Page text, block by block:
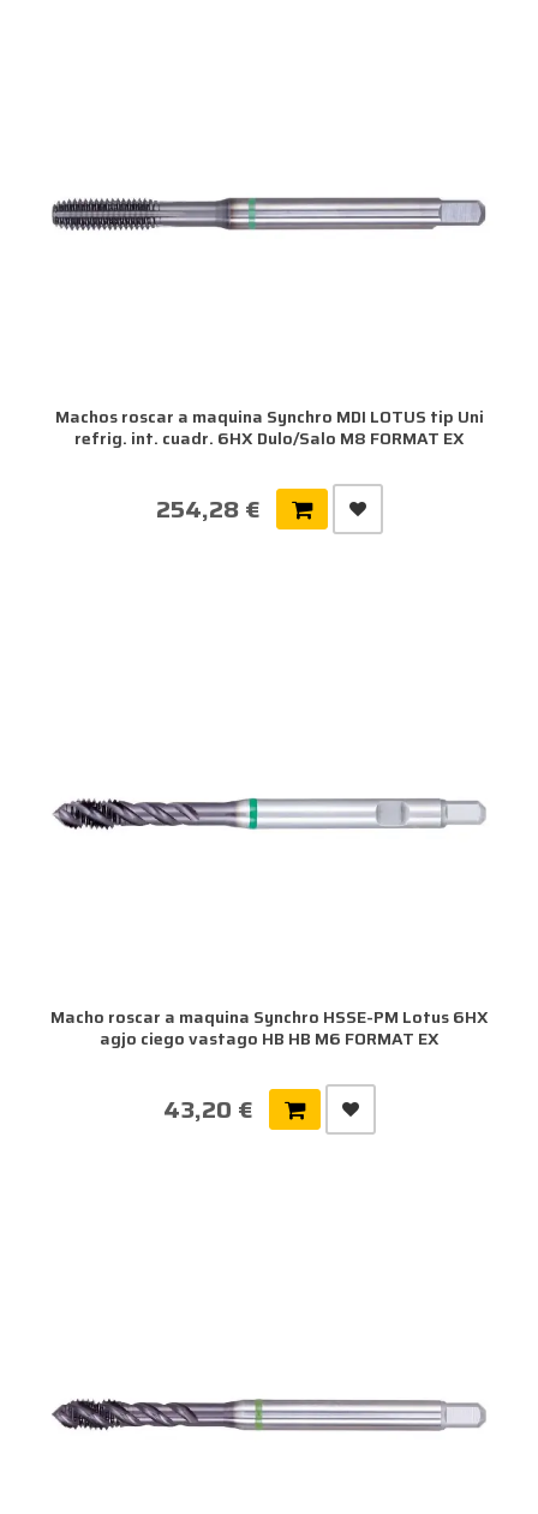
Machos roscar a maquina Synchro MDI LOTUS tip Uni
refrig. int. cuadr. 6HX Dulo/Salo M8 FORMAT EX
254,28 €
Macho roscar a maquina Synchro HSSE-PM Lotus 6HX
agjo ciego vastago HB HB M6 FORMAT EX
43,20 €